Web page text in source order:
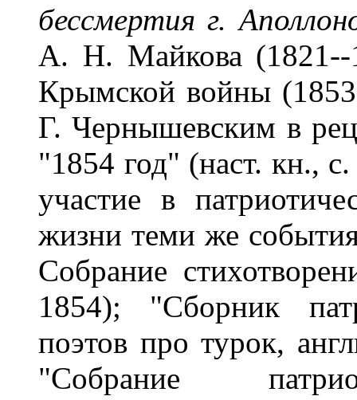
бессмертия г.
А. Н. Майкова (1821--
Крымской войны
Г. Чернышевским в
"1854 год" (наст. кн.,
участие в
жизни теми же
Собрание
1854); "Сборник
поэтов про турок,
"Собрание